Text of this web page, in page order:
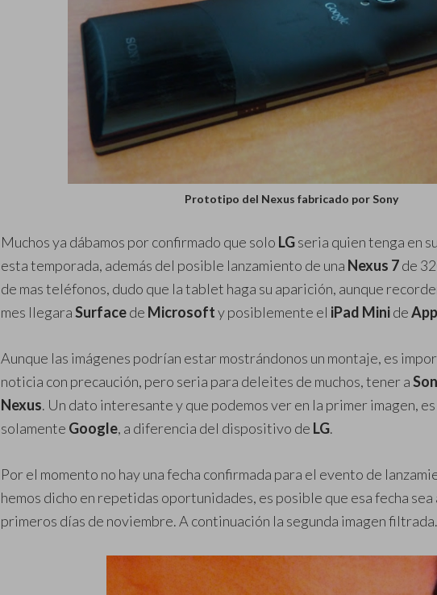
Prototipo del Nexus fabricado por Sony
Muchos ya dábamos por confirmado que solo LGseria quien tenga en
esta temporada, además del posible lanzamiento de una Nexus 7de
de mas teléfonos, dudo que la tablet haga su aparición, aunque
mes llegaraSurfacede Microsofty posiblemente el iPad Minide
Aunque las imágenes podrían estar mostrándonos un montaje, es
noticia con precaución, pero seria para deleites de muchos, tener a
Nexus. Un dato interesante y que podemos ver en la primer imagen,
solamente Google, a diferencia del dispositivo de LG.
Por el momento no hay una fecha confirmada para el evento de
hemos dicho en repetidas oportunidades, es posible que esa fecha
primeros días de noviembre. A continuación la segunda imagen filtrada.